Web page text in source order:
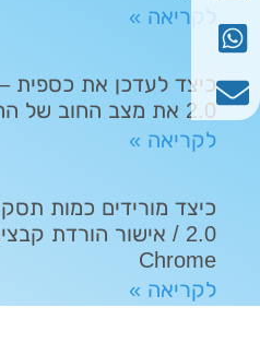
לקריאה »
כיצד לעדכן את כספית
2.0 את מצב החוב של החשבונית שנוצרה
לקריאה »
כיצד מורידים כמות
2.0 / אישור הורדת
Chrome
לקריאה »